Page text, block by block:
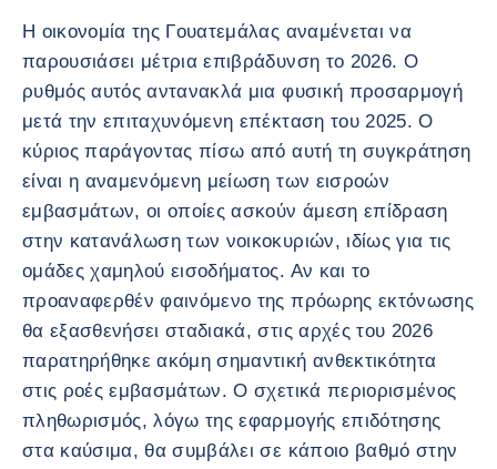
Η οικονομία της Γουατεμάλας αναμένεται να
παρουσιάσει μέτρια επιβράδυνση το 2026. Ο
ρυθμός αυτός αντανακλά μια φυσική προσαρμογή
μετά την επιταχυνόμενη επέκταση του 2025. Ο
κύριος παράγοντας πίσω από αυτή τη συγκράτηση
είναι η αναμενόμενη μείωση των εισροών
εμβασμάτων, οι οποίες ασκούν άμεση επίδραση
στην κατανάλωση των νοικοκυριών, ιδίως για τις
ομάδες χαμηλού εισοδήματος. Αν και το
προαναφερθέν φαινόμενο της πρόωρης εκτόνωσης
θα εξασθενήσει σταδιακά, στις αρχές του 2026
παρατηρήθηκε ακόμη σημαντική ανθεκτικότητα
στις ροές εμβασμάτων. Ο σχετικά περιορισμένος
πληθωρισμός, λόγω της εφαρμογής επιδότησης
στα καύσιμα, θα συμβάλει σε κάποιο βαθμό στην